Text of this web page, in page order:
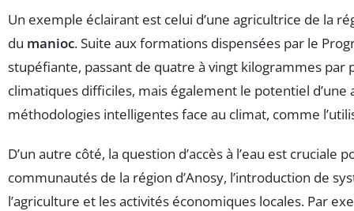
Un exemple éclairant est celui d’une agricultrice de la
du manioc. Suite aux formations dispensées par le
stupéfiante, passant de quatre à vingt kilogrammes
climatiques difficiles, mais également le potentiel
méthodologies intelligentes face au climat, comme
D’un autre côté, la question d’accès à l’eau est
communautés de la région d’Anosy, l’introduction de
l’agriculture et les activités économiques locales. Par